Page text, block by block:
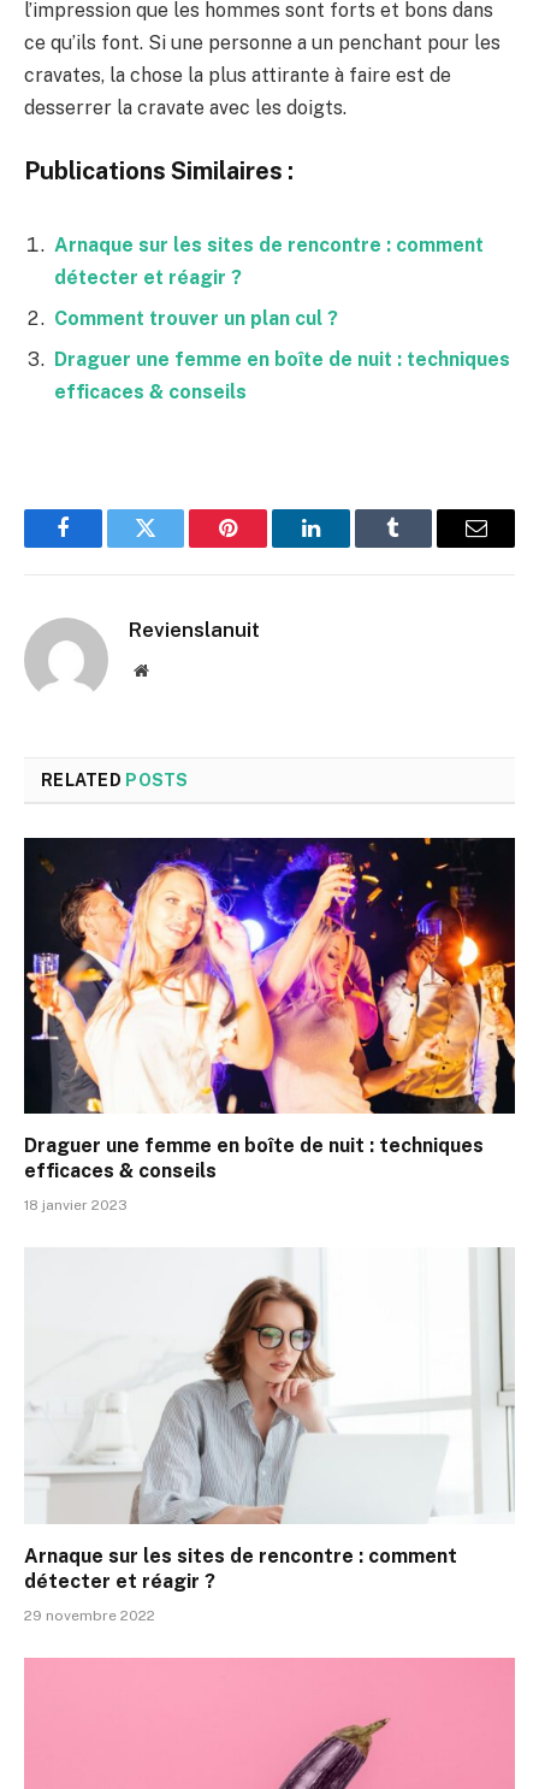
l’impression que les hommes sont forts et bons dans
ce qu’ils font. Si une personne a un penchant pour les
cravates, la chose la plus attirante à faire est de
desserrer la cravate avec les doigts.
Publications Similaires :
Arnaque sur les sites de rencontre : comment
détecter et réagir ?
Comment trouver un plan cul ?
Draguer une femme en boîte de nuit : techniques
efficaces & conseils
FacebookTwitter Pinterest LinkedInTumblr Email
Revienslanuit
Website
RELATED POSTS
Draguer une femme en boîte de nuit : techniques
efficaces & conseils
18 janvier 2023
Arnaque sur les sites de rencontre : comment
détecter et réagir ?
29 novembre 2022